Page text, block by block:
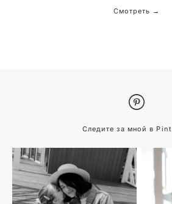
Смотреть →
Следите за мной в